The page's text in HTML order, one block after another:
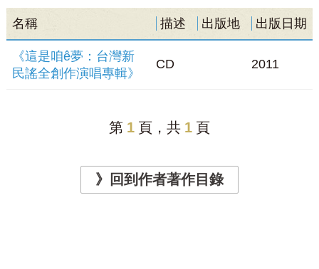
名稱 描述 出版地 出版日期
《這是咱ê夢：台灣新
民謠全創作演唱專輯》
CD 2011
第 1 頁，共 1 頁
》回到作者著作目錄